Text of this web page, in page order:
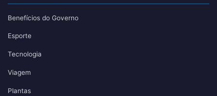
Benefícios do Governo
Esporte
Tecnologia
Viagem
Plantas